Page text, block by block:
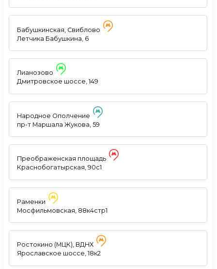
Бабушкинская, Свиблово
Летчика Бабушкина, 6
Лианозово
Дмитровское шоссе, 149
Народное Ополчение
пр-т Маршала Жукова, 59
Преображенская площадь
Краснобогатырская, 90с1
Раменки
Мосфильмовская, 88к4стр1
Ростокино (МЦК), ВДНХ
Ярославское шоссе, 18к2